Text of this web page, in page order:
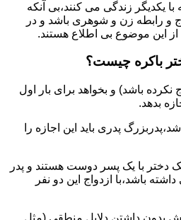
یکدیگر زندگی می کنند،بی آنکه
و رابطه زن و شوهری باشد و در
از این موضوع بی اطلاع هستند.
باکره چیست؟
نکرده باشد) و بخواهد برای بار اول
بدهد.
پدری باید این اجازه را
دختر با یک پسر دوست هستند و پدر
باشد،با ازدواج این دو نفر
بدون داشتن دلایل منطقی (مثل